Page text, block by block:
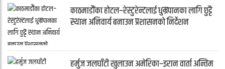
काठमाडौंका होटल–रेस्टुरेन्टलाई धुम्रपानका लागि छुट्टै
स्थान अनिवार्य बनाउन प्रशासनको निर्देशन
हर्मुज जलघाँटी खुलाउन अमेरिका–इरान वार्ता अन्तिम